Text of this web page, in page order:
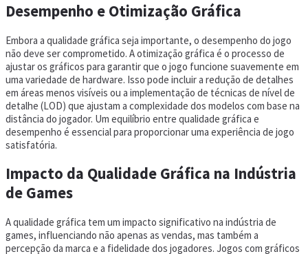
Desempenho e Otimização Gráfica
Embora a qualidade gráfica seja importante, o desempenho do jogo
não deve ser comprometido. A otimização gráfica é o processo de
ajustar os gráficos para garantir que o jogo funcione suavemente em
uma variedade de hardware. Isso pode incluir a redução de detalhes
em áreas menos visíveis ou a implementação de técnicas de nível de
detalhe (LOD) que ajustam a complexidade dos modelos com base na
distância do jogador. Um equilíbrio entre qualidade gráfica e
desempenho é essencial para proporcionar uma experiência de jogo
satisfatória.
Impacto da Qualidade Gráfica na Indústria
de Games
A qualidade gráfica tem um impacto significativo na indústria de
games, influenciando não apenas as vendas, mas também a
percepção da marca e a fidelidade dos jogadores. Jogos com gráficos